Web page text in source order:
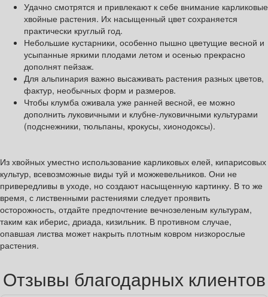
Удачно смотрятся и привлекают к себе внимание карликовые
хвойные растения. Их насыщенный цвет сохраняется
практически круглый год.
Небольшие кустарники, особенно пышно цветущие весной и
усыпанные яркими плодами летом и осенью прекрасно
дополнят пейзаж.
Для альпинария важно высаживать растения разных цветов,
фактур, необычных форм и размеров.
Чтобы клумба оживала уже ранней весной, ее можно
дополнить луковичными и клубне-луковичными культурами
(подснежники, тюльпаны, крокусы, хионодоксы).
Из хвойных уместно использование карликовых елей, кипарисовых
культур, всевозможные виды туй и можжевельников. Они не
привередливы в уходе, но создают насыщенную картинку. В то же
время, с лиственными растениями следует проявить
осторожность, отдайте предпочтение вечнозеленым культурам,
таким как иберис, дриада, кизильник. В противном случае,
опавшая листва может накрыть плотным ковром низкорослые
растения.
Отзывы благодарных клиентов